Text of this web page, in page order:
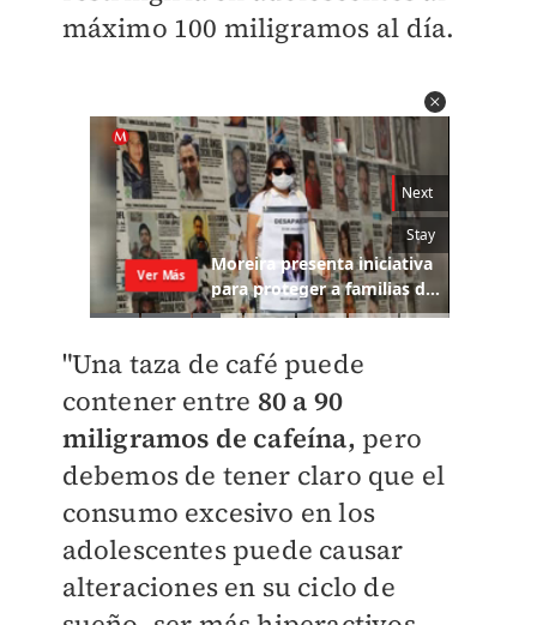
máximo 100 miligramos al día.
"Una taza de café puede
contener entre 80 a 90
miligramos de cafeína, pero
debemos de tener claro que el
consumo excesivo en los
adolescentes puede causar
alteraciones en su ciclo de